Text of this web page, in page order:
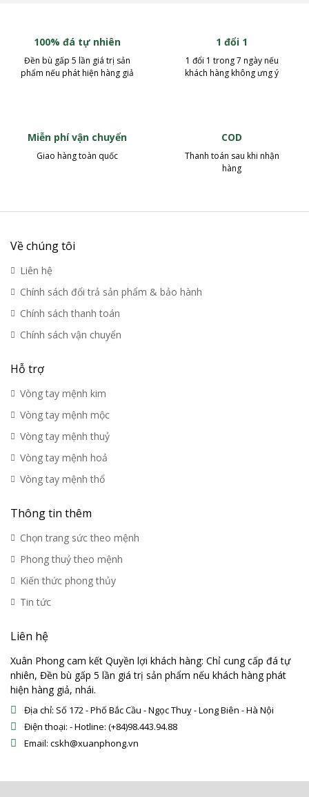
100% đá tự nhiên
Đền bù gấp 5 lần giá trị sản
phẩm nếu phát hiện hàng giả
1 đổi 1
1 đổi 1 trong 7 ngày nếu
khách hàng không ưng ý
Miễn phí vận chuyển
Giao hàng toàn quốc
COD
Thanh toán sau khi nhận
hàng
Về chúng tôi
Liên hệ
Chính sách đổi trả sản phẩm & bảo hành
Chính sách thanh toán
Chính sách vận chuyển
Hỗ trợ
Vòng tay mệnh kim
Vòng tay mệnh mộc
Vòng tay mệnh thuỷ
Vòng tay mệnh hoả
Vòng tay mệnh thổ
Thông tin thêm
Chọn trang sức theo mệnh
Phong thuỷ theo mệnh
Kiến thức phong thủy
Tin tức
Liên hệ
Xuân Phong cam kết Quyền lợi khách hàng: Chỉ cung cấp đá tự
nhiên, Đền bù gấp 5 lần giá trị sản phẩm nếu khách hàng phát
hiện hàng giả, nhái.
Địa chỉ: Số 172 - Phố Bắc Cầu - Ngọc Thuỵ - Long Biên - Hà Nội
Điện thoại: - Hotline: (+84)98.443.94.88
Email: cskh@xuanphong.vn